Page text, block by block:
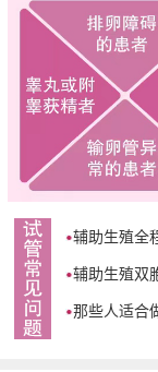
辅助生殖全
辅助生殖双
那些人适合